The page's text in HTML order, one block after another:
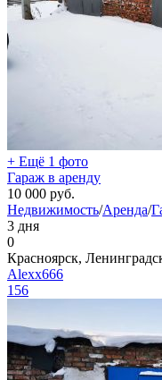
+ Ещё 1 фото
Гараж в аренду
10 000 руб.
Недвижимость/Аренда/
3 дня
0
Красноярск,
Alexx666
156